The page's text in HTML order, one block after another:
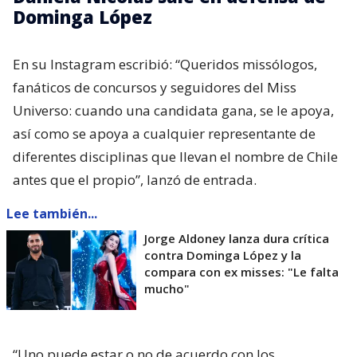
Dominga López
En su Instagram escribió: “Queridos missólogos,
fanáticos de concursos y seguidores del Miss
Universo: cuando una candidata gana, se le apoya,
así como se apoya a cualquier representante de
diferentes disciplinas que llevan el nombre de Chile
antes que el propio”, lanzó de entrada.
Lee también...
Jorge Aldoney lanza dura crítica
contra Dominga López y la
compara con ex misses: "Le falta
mucho"